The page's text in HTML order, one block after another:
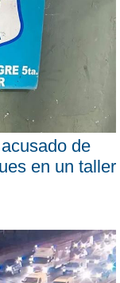
de
en un taller